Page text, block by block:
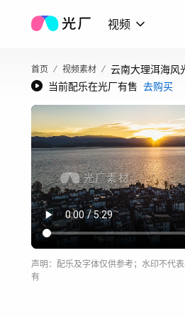
视频
首页 视频素材 云南大理洱海风
当前配乐在光厂有售 去购买
声明：配乐及字体仅供参考；水印不代
有